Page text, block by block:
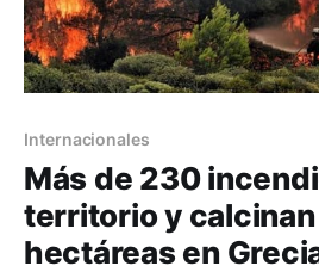
Internacionales
Más de 230
territorio y
hectáreas en